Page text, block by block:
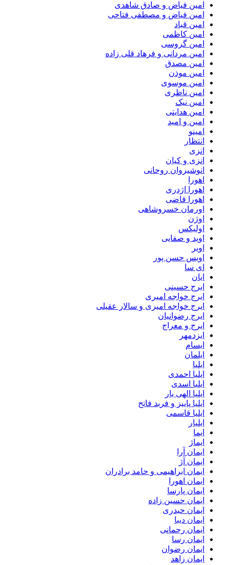
امین فیاض و صادق شاهدی
امین فیاض و مصطفی فتاحی
امین قباد
امین کاظمی
امین گروسی
امین مردانی و فرهاد قلی زاده
امین مصدق
امین موذن
امین موسوی
امین ناظری
امین نیک
امین هدایتی
امین و امید
امینو
انتظار
انزی
انزی و کیان
انوشیروان روحانی
اهورا
اهورا اژدری
اهورا قاضی
اورمان خسروشاهی
اوژن
اولیکس
اوید و صفایی
اویر
اویس حسن پور
ای سا
ایان
ایرج حسینی
ایرج خواجه امیری
ایرج خواجه امیری و سالار عقیلی
ایرج رضوانیان
ایرج و معراج
ایزدمهر
ایسام
ایلمان
ایلیا
ایلیا احمدی
ایلیا اسدی
ایلیا الهی یار
ایلیا پاییز و فربد فاتح
ایلیا قاسمی
ایلیار
ایما
ایماژ
ایمان آرا
ایمان آژ
ایمان ابراهیمی و حامد برادران
ایمان اهورا
ایمان پارسا
ایمان حسین زاده
ایمان حیدری
ایمان دیبا
ایمان رحمانی
ایمان رسا
ایمان رضوان
ایمان زاهد